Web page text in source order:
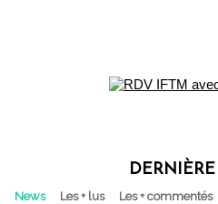
DERNIÈRE
News Les + lus Les + commentés